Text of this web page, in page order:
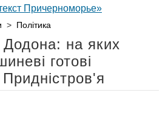
> Політика
Додона: на яких
готові